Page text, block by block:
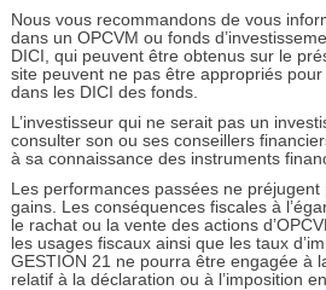
Nous vous recommandons de vous
dans un OPCVM ou fonds
DICI, qui peuvent être obtenus sur le
site peuvent ne pas être appropriés
dans les DICI des fonds.
L’investisseur qui ne serait pas un
consulter son ou ses conseillers
à sa connaissance des instruments
Les performances passées ne
gains. Les conséquences fiscales à
le rachat ou la vente des actions
les usages fiscaux ainsi que les taux
GESTION 21 ne pourra être engagée à
relatif à la déclaration ou à l’imposition